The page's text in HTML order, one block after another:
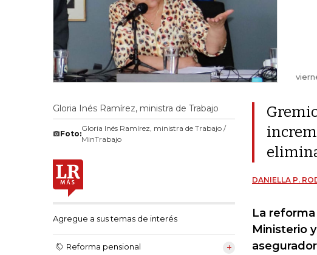
Gloria Inés Ramírez, ministra de Trabajo
Foto:
Gloria Inés Ramírez, ministra de Trabajo /
MinTrabajo
Agregue a sus temas de interés
Reforma pensional
DANIELLA P.
La
Ministerio